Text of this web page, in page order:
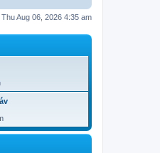
Aug 06, 2026 4:35 am